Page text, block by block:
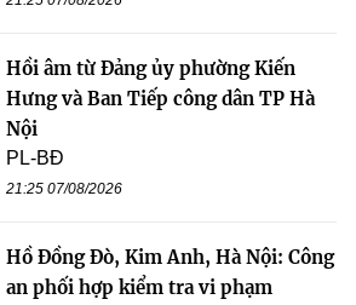
Hồi âm từ Đảng ủy phường Kiến
Hưng và Ban Tiếp công dân TP Hà
Nội
PL-BĐ
21:25 07/08/2026
Hồ Đồng Đò, Kim Anh, Hà Nội: Công
an phối hợp kiểm tra vi phạm